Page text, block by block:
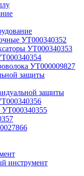
УТ000340352
УТ000340353
УТ000009827
защиты
защиты
инструмент